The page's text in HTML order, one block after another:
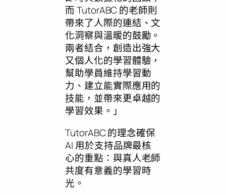
而 TutorABC 的老師則
帶來了人際的連結、文
化洞察與溫暖的鼓勵。
兩者結合，創造出強大
又個人化的學習體驗，
幫助學員維持學習動
力、建立能實際應用的
技能，並帶來更卓越的
學習效果。」
TutorABC 的理念確保
AI 用於支持品牌最核
心的重點：與真人老師
共度有意義的學習時
光。